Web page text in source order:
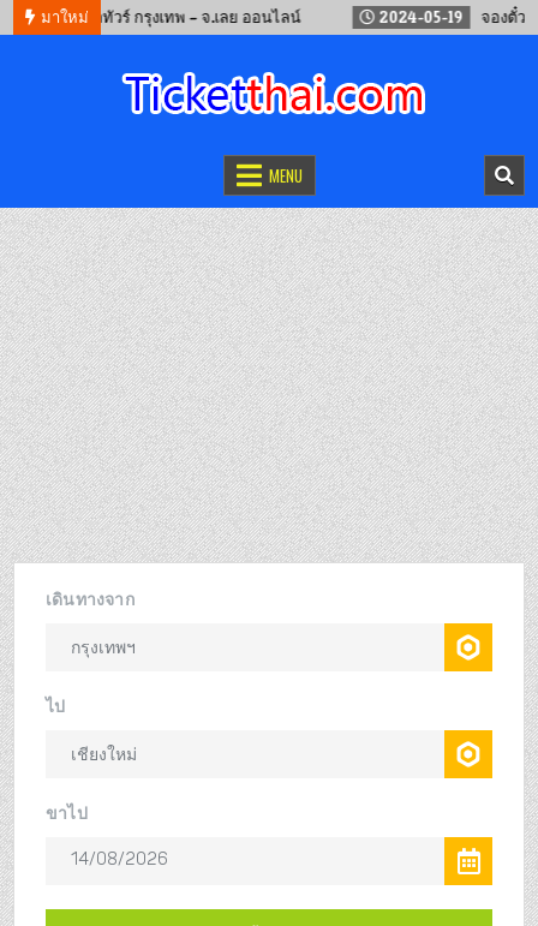
มาใหม่
จองรถทัวร์ กรุงเทพ – จ.เลย ออนไลน์ 2024-05-19 จองตั๋วรถไฟจี
MENU